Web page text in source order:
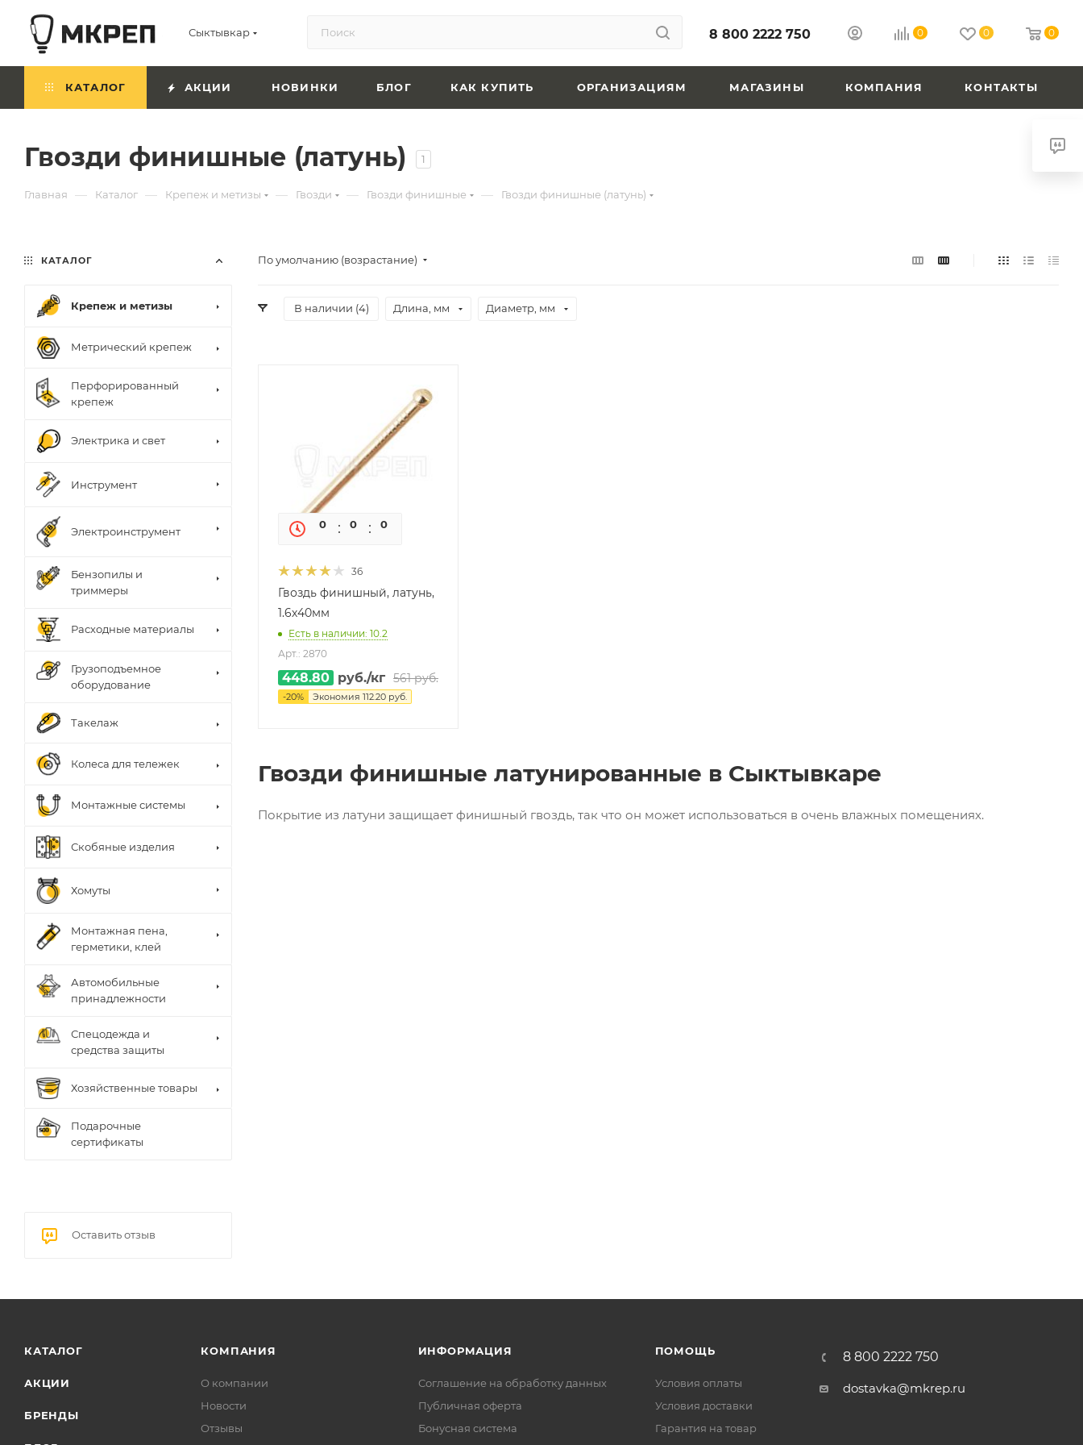
Сыктывкар 8 800 2222 750 0 0 0
КАТАЛОГ АКЦИИ НОВИНКИ БЛОГ КАК КУПИТЬ ОРГАНИЗАЦИЯМ МАГАЗИНЫ КОМПАНИЯ КОНТАКТЫ
Гвозди финишные (латунь) 1
Главная — Каталог — Крепеж и метизы — Гвозди — Гвозди финишные — Гвозди финишные (латунь)
По умолчанию (возрастание)
В наличии (4) Длина, мм Диаметр, мм
0 0 0
36
Гвоздь финишный, латунь,
1.6х40мм
Есть в наличии: 10.2
Арт.: 2870
448.80 руб./кг 561руб.
-20% Экономия 112.20 руб.
Гвозди финишные латунированные в Сыктывкаре
Покрытие из латуни защищает финишный гвоздь, так что он может использоваться в очень влажных помещениях.
КАТАЛОГ
Крепеж и метизы
Метрический крепеж
Перфорированный
крепеж
Электрика и свет
Инструмент
Электроинструмент
Бензопилы и
триммеры
Расходные материалы
Грузоподъемное
оборудование
Такелаж
Колеса для тележек
Монтажные системы
Скобяные изделия
Хомуты
Монтажная пена,
герметики, клей
Автомобильные
принадлежности
Спецодежда и
средства защиты
Хозяйственные товары
Подарочные
сертификаты
Оставить отзыв
КАТАЛОГ
АКЦИИ
БРЕНДЫ
КОМПАНИЯ
О компании
Новости
Отзывы
ИНФОРМАЦИЯ
Соглашение на обработку данных
Публичная оферта
Бонусная система
ПОМОЩЬ
Условия оплаты
Условия доставки
Гарантия на товар
8 800 2222 750
dostavka@mkrep.ru